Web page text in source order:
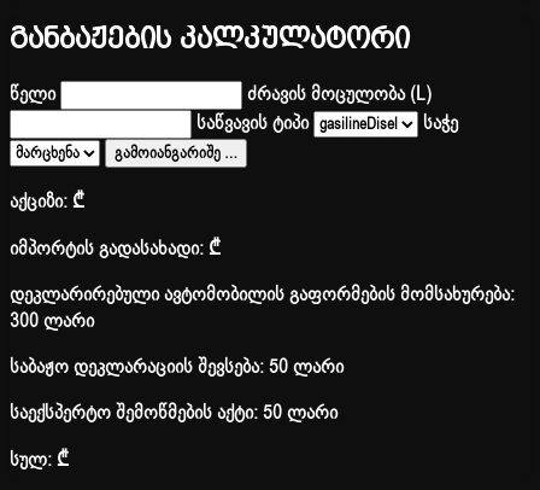
განბაჟების კალკულატორი
წელი
ძრავის მოცულობა (L)
საწვავის ტიპი
საჭე
გამოიანგარიშე …
აქციზი:₾
იმპორტის გადასახადი:₾
დეკლარირებული ავტომობილის გაფორმების მომსახურება:
300 ლარი
საბაჟო დეკლარაციის შევსება: 50 ლარი
საექსპერტო შემოწმების აქტი: 50 ლარი
სულ:₾